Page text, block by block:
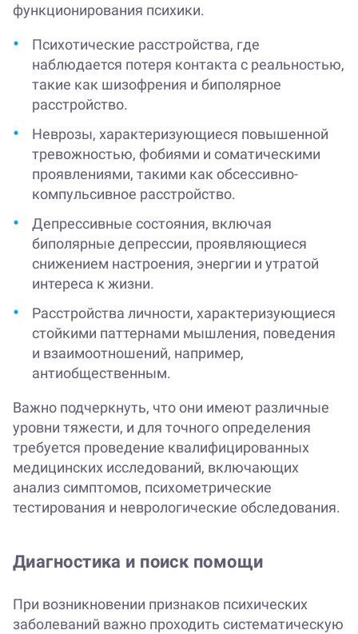
функционирования психики.
Психотические расстройства, где
наблюдается потеря контакта с реальностью,
такие как шизофрения и биполярное
расстройство.
Неврозы, характеризующиеся повышенной
тревожностью, фобиями и соматическими
проявлениями, такими как обсессивно-
компульсивное расстройство.
Депрессивные состояния, включая
биполярные депрессии, проявляющиеся
снижением настроения, энергии и утратой
интереса к жизни.
Расстройства личности, характеризующиеся
стойкими паттернами мышления, поведения
и взаимоотношений, например,
антиобщественным.
Важно подчеркнуть, что они имеют различные
уровни тяжести, и для точного определения
требуется проведение квалифицированных
медицинских исследований, включающих
анализ симптомов, психометрические
тестирования и неврологические обследования.
Диагностика и поиск помощи
При возникновении признаков психических
заболеваний важно проходить систематическую